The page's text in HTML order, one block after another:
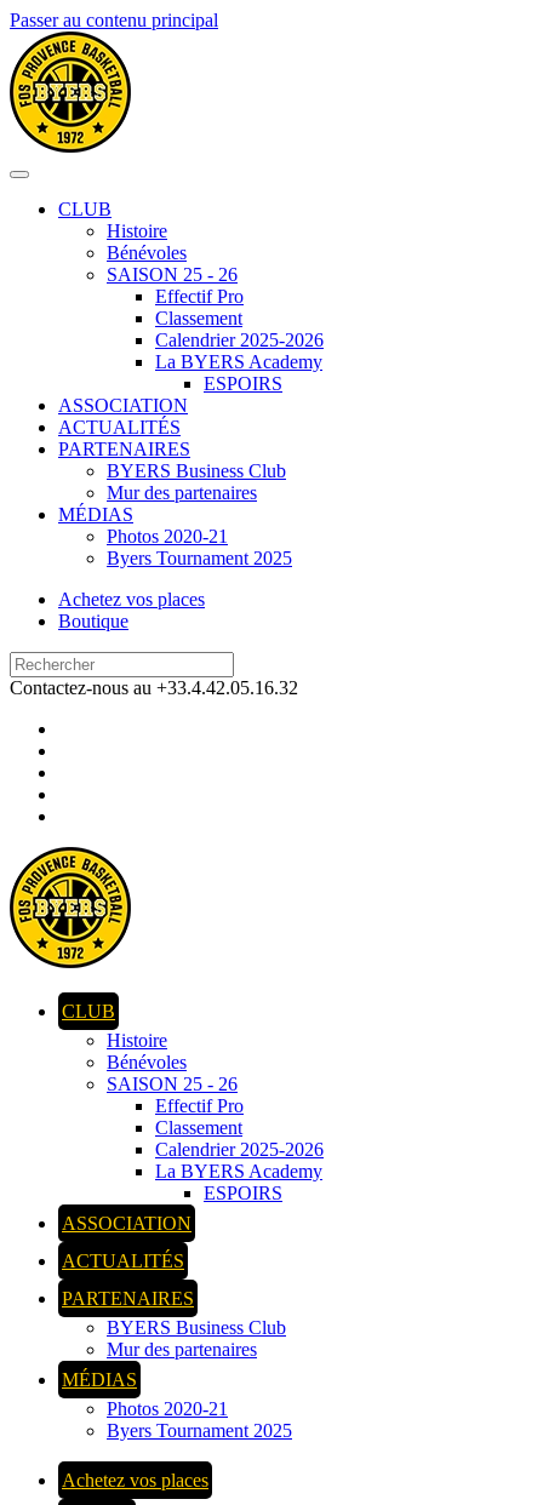
Passer au contenu principal
CLUB
Histoire
Bénévoles
SAISON 25 - 26
Effectif Pro
Classement
Calendrier 2025-2026
La BYERS Academy
ESPOIRS
ASSOCIATION
ACTUALITÉS
PARTENAIRES
BYERS Business Club
Mur des partenaires
MÉDIAS
Photos 2020-21
Byers Tournament 2025
Achetez vos places
Boutique
Contactez-nous au +33.4.42.05.16.32
CLUB
Histoire
Bénévoles
SAISON 25 - 26
Effectif Pro
Classement
Calendrier 2025-2026
La BYERS Academy
ESPOIRS
ASSOCIATION
ACTUALITÉS
PARTENAIRES
BYERS Business Club
Mur des partenaires
MÉDIAS
Photos 2020-21
Byers Tournament 2025
Achetez vos places